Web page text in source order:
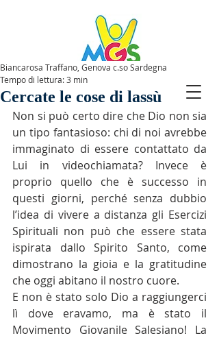
SPAZIOMGS
Cercate le cose di lassù
Biancarosa Traffano, Genova c.so Sardegna
Tempo di lettura: 3 min
Non si può certo dire che Dio non sia
un tipo fantasioso: chi di noi avrebbe
immaginato di essere contattato da
Lui in videochiamata? Invece è
proprio quello che è successo in
questi giorni, perché senza dubbio
l’idea di vivere a distanza gli Esercizi
Spirituali non può che essere stata
ispirata dallo Spirito Santo, come
dimostrano la gioia e la gratitudine
che oggi abitano il nostro cuore.
E non è stato solo Dio a raggiungerci
lì dove eravamo, ma è stato il
Movimento Giovanile Salesiano! La